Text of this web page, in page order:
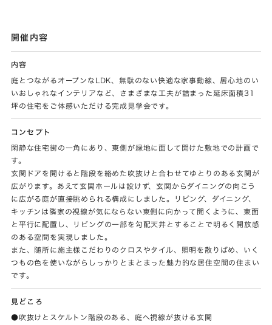
開催内容
内容
庭とつながるオープンなLDK、無駄のない快適な家事動線、居心地のい
いおしゃれなインテリアなど、さまざまな工夫が詰まった延床面積31
坪の住宅をご体感いただける完成見学会です。
コンセプト
閑静な住宅街の一角にあり、東側が緑地に面して開けた敷地での計画で
す。
玄関ドアを開けると階段を絡めた吹抜けと合わせてゆとりのある玄関が
広がります。あえて玄関ホールは設けず、玄関からダイニングの向こう
に広がる庭が直接眺められる構成にしました。リビング、ダイニング、
キッチンは隣家の視線が気にならない東側に向かって開くように、東面
と平行に配置し、リビングの一部を勾配天井とすることで明るく開放感
のある空間を実現しました。
また、随所に施主様こだわりのクロスやタイル、照明を散りばめ、いく
つもの色を使いながらしっかりとまとまった魅力的な居住空間の住まい
です。
見どころ
●吹抜けとスケルトン階段のある、庭へ視線が抜ける玄関